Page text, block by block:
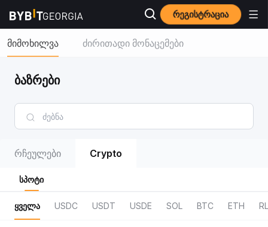
რეგისტრაცია
მიმოხილვა ძირითადი მონაცემები
ბაზრები
რჩეულები Crypto
სპოტი
ყველა USDC USDT USDE SOL BTC ETH